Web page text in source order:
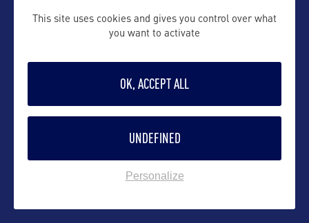
This site uses cookies and gives you control over what
you want to activate
OK, ACCEPT ALL
UNDEFINED
Personalize